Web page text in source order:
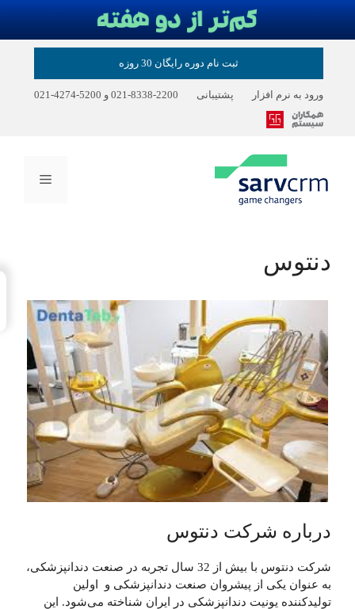
ثبت نام دوره رایگان 30 روزه
ورود به نرم افزار پشتیبانی 2200-8338-021 و5200-4274-021
فهرست
دنتوس
درباره شرکت دنتوس
شرکت دنتوس با بیش از 32 سال تجربه در صنعت دندانپزشکی،
به عنوان یکی از پیشروان صنعت دندانپزشکی و اولین
تولیدکننده یونیت دندانپزشکی در ایران شناخته می‌شود. این